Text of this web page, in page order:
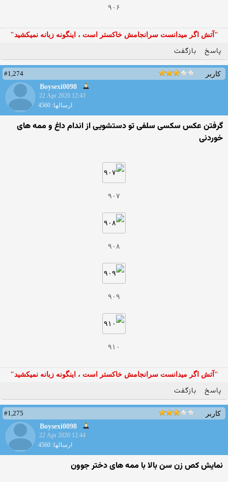
۹۰۶
"آتش اگر ميدانست سرانجامش خاكستر است ، اينگونه زبانه نميكشيد"
پاسخ بازگفت
کاربر
#1,274
Boysexi0098
22 Apr 2020 12:43
ارسالها: 4560
گرفتن عکس سکسی سلفی تو دستشویی از اندام داغ و ممه های
خوردنی
۹۰۷
۹۰۸
۹۰۹
۹۱۰
"آتش اگر ميدانست سرانجامش خاكستر است ، اينگونه زبانه نميكشيد"
پاسخ بازگفت
کاربر
#1,275
Boysexi0098
22 Apr 2020 12:44
ارسالها: 4560
نمایش کص زن سن بالا با ممه های دختر جوون